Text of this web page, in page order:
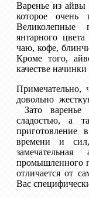
Варенье из айвы
которое
янтарного
чаю, кофе,
Кроме того,
качестве
довольно
Зато варенье
сладостью, а
приготовление
времени и
промышленного
отличается от
Вас